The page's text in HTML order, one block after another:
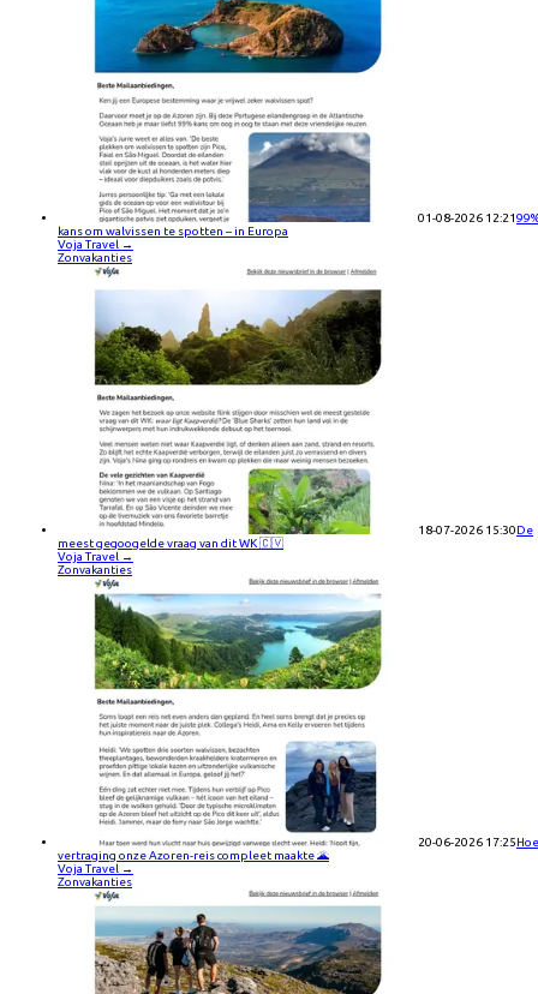
01-08-2026 12:21
kans om walvissen te spotten – in Europa
Voja Travel →
Zonvakanties
18-07-2026 15:30De
meest gegoogelde vraag van dit WK 🇨🇻
Voja Travel →
Zonvakanties
20-06-2026 17:25Hoe
vertraging onze Azoren-reis compleet maakte 🌋
Voja Travel →
Zonvakanties